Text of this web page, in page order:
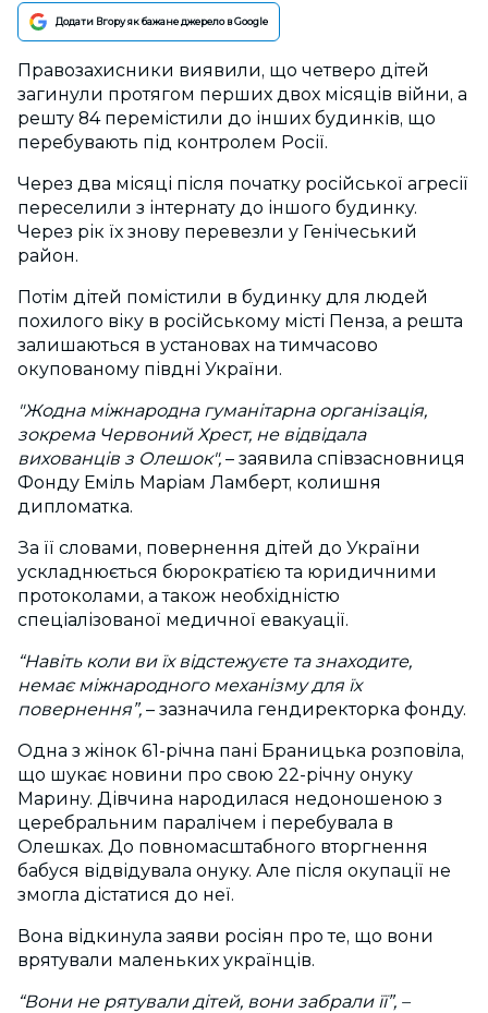
Додати Вгору як бажане джерело в Google
Правозахисники виявили, що четверо дітей
загинули протягом перших двох місяців війни, а
решту 84 перемістили до інших будинків, що
перебувають під контролем Росії.
Через два місяці після початку російської агресії
переселили з інтернату до іншого будинку.
Через рік їх знову перевезли у Генічеський
район.
Потім дітей помістили в будинку для людей
похилого віку в російському місті Пенза, а решта
залишаються в установах на тимчасово
окупованому півдні України.
"Жодна міжнародна гуманітарна організація,
зокрема Червоний Хрест, не відвідала
вихованців з Олешок", – заявила співзасновниця
Фонду Еміль Маріам Ламберт, колишня
дипломатка.
За її словами, повернення дітей до України
ускладнюється бюрократією та юридичними
протоколами, а також необхідністю
спеціалізованої медичної евакуації.
“Навіть коли ви їх відстежуєте та знаходите,
немає міжнародного механізму для їх
повернення”, – зазначила гендиректорка фонду.
Одна з жінок 61-річна пані Браницька розповіла,
що шукає новини про свою 22-річну онуку
Марину. Дівчина народилася недоношеною з
церебральним паралічем і перебувала в
Олешках. До повномасштабного вторгнення
бабуся відвідувала онуку. Але після окупації не
змогла дістатися до неї.
Вона відкинула заяви росіян про те, що вони
врятували маленьких українців.
“Вони не рятували дітей, вони забрали її”, –